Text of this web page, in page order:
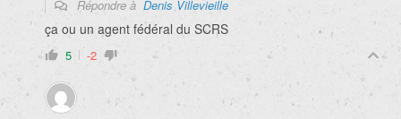
Répondre à Denis Villevieille
ça ou un agent fédéral du SCRS
5 -2